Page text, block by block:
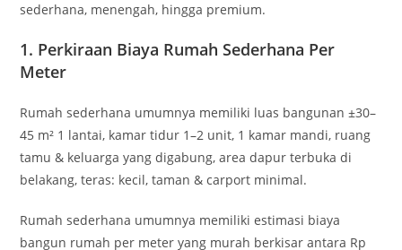
sederhana, menengah, hingga premium.
1. Perkiraan Biaya Rumah Sederhana Per
Meter
Rumah sederhana umumnya memiliki luas bangunan ±30–
45 m² 1 lantai, kamar tidur 1–2 unit, 1 kamar mandi, ruang
tamu & keluarga yang digabung, area dapur terbuka di
belakang, teras: kecil, taman & carport minimal.
Rumah sederhana umumnya memiliki estimasi biaya
bangun rumah per meter yang murah berkisar antara Rp